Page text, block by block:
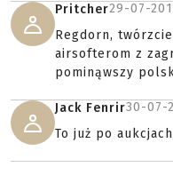
Pritcher29-07-
Regdorn,
airsofterom z
pominąwszy
Jack Fenrir30-07-
To już po